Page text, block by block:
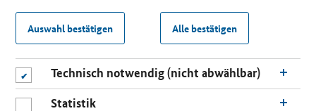
Auswahl bestätigen Alle bestätigen
Technisch notwendig (nicht abwählbar)
Statistik